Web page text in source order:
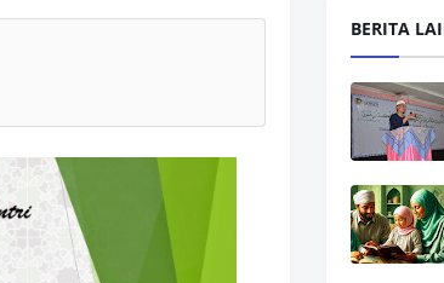
BERITA